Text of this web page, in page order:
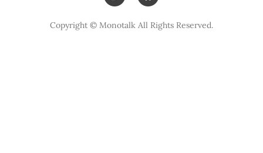
Copyright © Monotalk All Rights Reserved.